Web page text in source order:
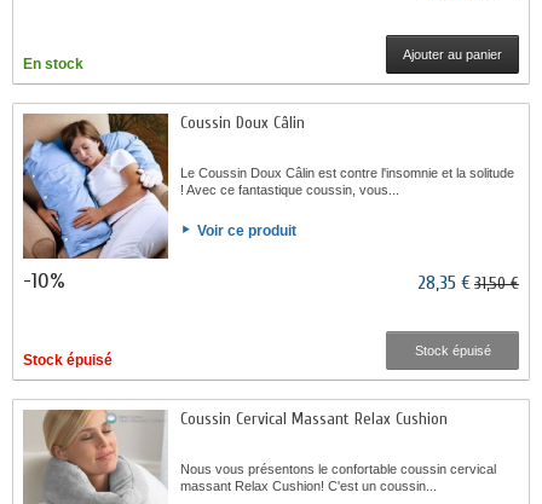
En stock
Ajouter au panier
Coussin Doux Câlin
Le Coussin Doux Câlin est contre l'insomnie et la solitude
! Avec ce fantastique coussin, vous...
Voir ce produit
-10% 28,35 €31,50 €
Stock épuisé
Stock épuisé
Coussin Cervical Massant Relax Cushion
Nous vous présentons le confortable coussin cervical
massant Relax Cushion! C'est un coussin...